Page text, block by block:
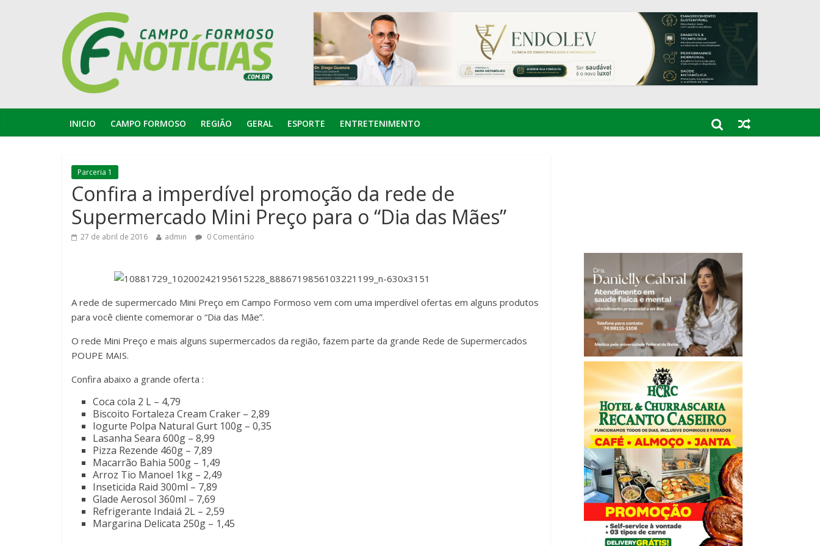
INICIO CAMPO FORMOSO REGIÃO GERAL ESPORTE ENTRETENIMENTO
Parceria 1
Confira a imperdível promoção da rede de
Supermercado Mini Preço para o “Dia das Mães”
27 de abril de 2016 admin 0 Comentário
A rede de supermercado Mini Preço em Campo Formoso vem com uma imperdível ofertas em alguns produtos
para você cliente comemorar o “Dia das Mãe”.
O rede Mini Preço e mais alguns supermercados da região, fazem parte da grande Rede de Supermercados
POUPE MAIS.
Confira abaixo a grande oferta :
Coca cola 2 L – 4,79
Biscoito Fortaleza Cream Craker – 2,89
Iogurte Polpa Natural Gurt 100g – 0,35
Lasanha Seara 600g – 8,99
Pizza Rezende 460g – 7,89
Macarrão Bahia 500g – 1,49
Arroz Tio Manoel 1kg – 2,49
Inseticida Raid 300ml – 7,89
Glade Aerosol 360ml – 7,69
Refrigerante Indaiá 2L – 2,59
Margarina Delicata 250g – 1,45